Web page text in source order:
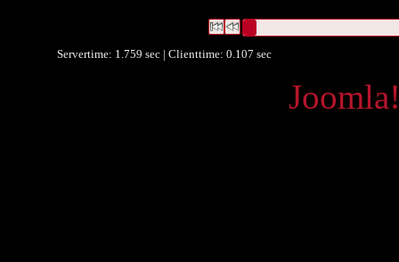
Servertime: 1.759 sec | Clienttime: 0.107 sec